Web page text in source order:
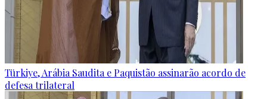
Türkiye, Arábia Saudita e Paquistão assinarão acordo de
defesa trilateral